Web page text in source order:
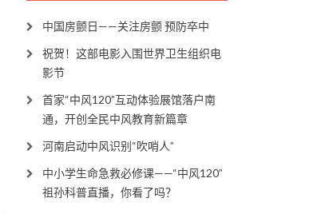
中国房颤日——关注房颤 预防卒中
祝贺！这部电影入围世界卫生组织电
影节
首家“中风120”互动体验展馆落户南
通，开创全民中风教育新篇章
河南启动中风识别“吹哨人”
中小学生命急救必修课——“中风120”
祖孙科普直播，你看了吗？